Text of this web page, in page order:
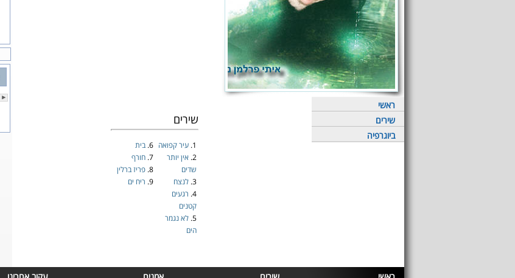
ראשי
שירים
ביוגרפיה
שירים
1. עיר קפואה
2. אין יותר
שדים
3. לנצח
4. רגעים
קטנים
5. לא נגמר
הים
6. בית
7. חורף
8. פריז ברלין
9. ריח ים